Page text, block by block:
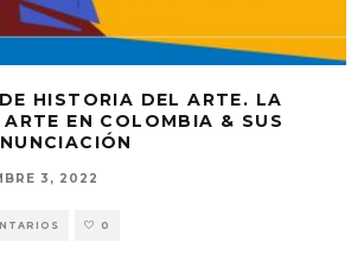
HISTORIA DEL ARTE. LA
EN COLOMBIA & SUS
3, 2022
0